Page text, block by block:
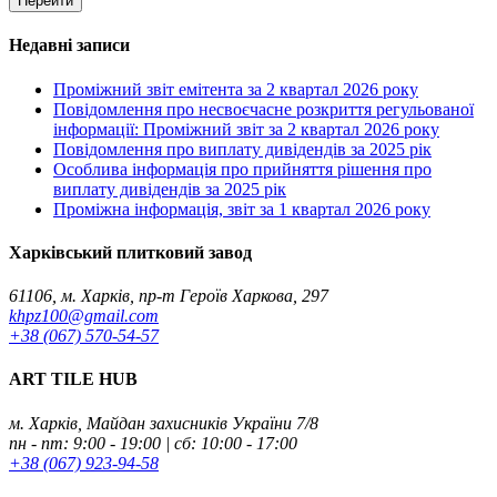
Недавні записи
Проміжний звіт емітента за 2 квартал 2026 року
Повідомлення про несвоєчасне розкриття регульованої
інформації: Проміжний звіт за 2 квартал 2026 року
Повідомлення про виплату дивідендів за 2025 рік
Особлива інформація про прийняття рішення про
виплату дивідендів за 2025 рік
Проміжна інформація, звіт за 1 квартал 2026 року
Харківський плитковий завод
61106, м. Харків, пр-т Героїв Харкова, 297
khpz100@gmail.com
+38 (067) 570-54-57
ART TILE HUB
м. Харків, Майдан захисників України 7/8
пн - пт: 9:00 - 19:00 | сб: 10:00 - 17:00
+38 (067) 923-94-58